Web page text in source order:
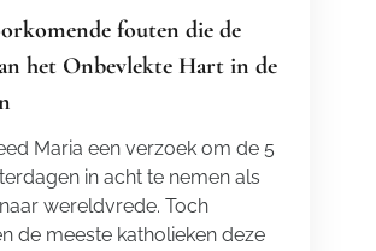
fouten die de
het Onbevlekte Hart in de
Maria een verzoek om de 5
in acht te nemen als
wereldvrede. Toch
de meeste katholieken deze